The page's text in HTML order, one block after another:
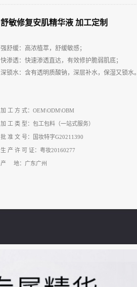
舒敏修复安肌精华液 加工定制
强舒缓：高浓植萃，舒缓敏感；
快渗透：快速渗透直达，有效修护脆弱肌底；
深锁水：含有透明质酸钠，深层补水，保湿又锁水。
加 工 方 式：OEM\ODM\OBM
加 工 类 型：包工包料（一站式服务）
批 准 文 号：国妆特字G20211390
生 产 许 可 证：粤妆20160277
产 地：广东广州